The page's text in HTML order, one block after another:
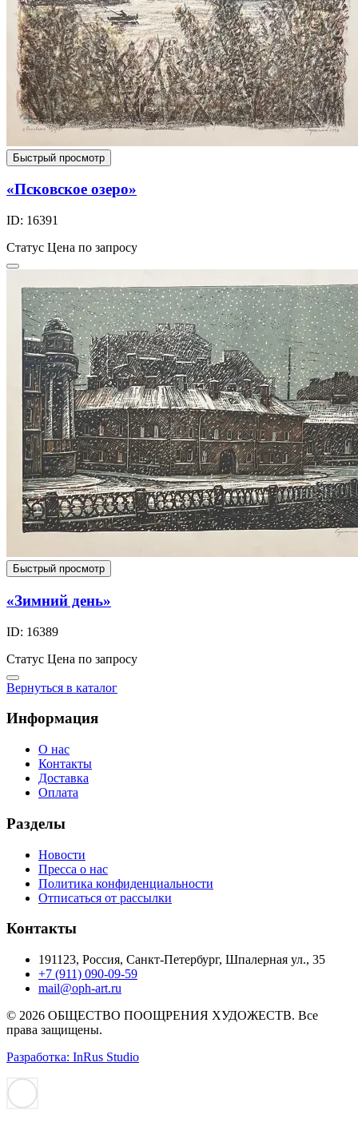
Быстрый просмотр
«Псковское озеро»
ID: 16391
Статус Цена по запросу
Быстрый просмотр
«Зимний день»
ID: 16389
Статус Цена по запросу
Вернуться в каталог
Информация
О нас
Контакты
Доставка
Оплата
Разделы
Новости
Пресса о нас
Политика конфиденциальности
Отписаться от рассылки
Контакты
191123, Россия, Санкт-Петербург, Шпалерная ул., 35
+7 (911) 090-09-59
mail@oph-art.ru
© 2026 ОБЩЕСТВО ПООЩРЕНИЯ ХУДОЖЕСТВ. Все
права защищены.
Разработка: InRus Studio